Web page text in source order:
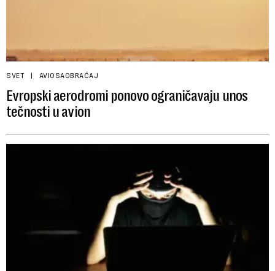
SVET AVIOSAOBRAĆAJ
Evropski aerodromi ponovo ograničavaju unos
tečnosti u avion